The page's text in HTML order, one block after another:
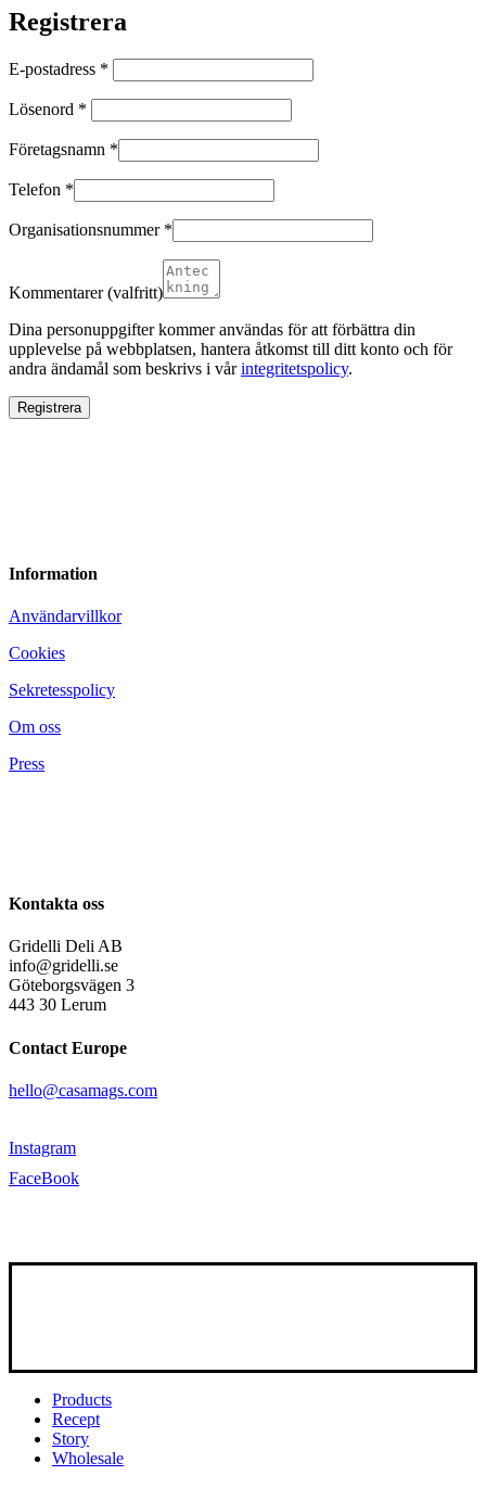
Registrera
E-postadress *
Lösenord *
Företagsnamn *
Telefon *
Organisationsnummer *
Kommentarer(valfritt)
Dina personuppgifter kommer användas för att förbättra din
upplevelse på webbplatsen, hantera åtkomst till ditt konto och för
andra ändamål som beskrivs i vårintegritetspolicy.
Registrera
Information
Användarvillkor
Cookies
Sekretesspolicy
Om oss
Press
Kontakta oss
Gridelli Deli AB
info@gridelli.se
Göteborgsvägen 3
443 30 Lerum
Contact Europe
hello@casamags.com
Instagram
FaceBook
Close
Menu
Products
Recept
Story
Wholesale